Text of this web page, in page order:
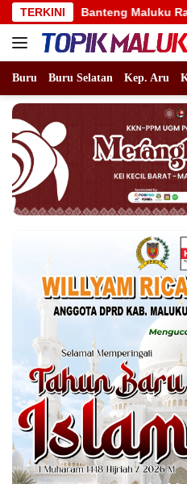
Langsung
ke
konten
TERKINI
Maluku Raya Bertolak ke
Buru Buru Selatan Kep. Aru